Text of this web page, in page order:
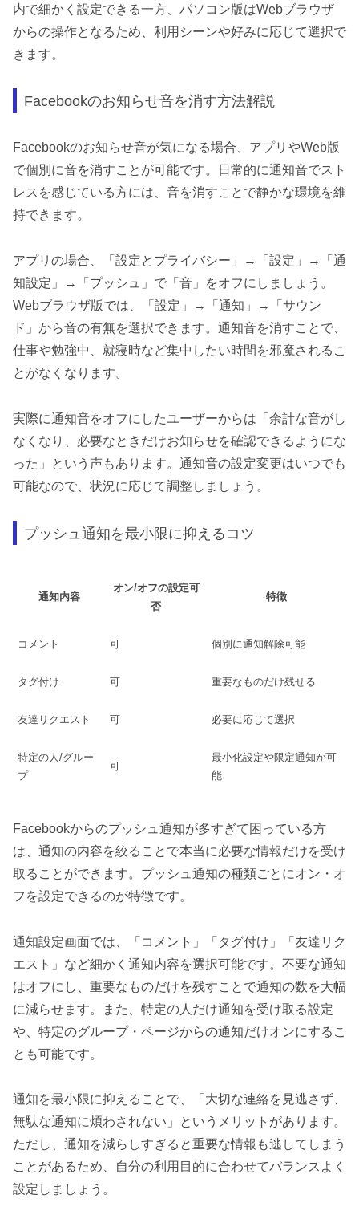
内で細かく設定できる一方、パソコン版はWebブラウザ
からの操作となるため、利用シーンや好みに応じて選択で
きます。
Facebookのお知らせ音を消す方法解説
Facebookのお知らせ音が気になる場合、アプリやWeb版
で個別に音を消すことが可能です。日常的に通知音でスト
レスを感じている方には、音を消すことで静かな環境を維
持できます。
アプリの場合、「設定とプライバシー」→「設定」→「通
知設定」→「プッシュ」で「音」をオフにしましょう。
Webブラウザ版では、「設定」→「通知」→「サウン
ド」から音の有無を選択できます。通知音を消すことで、
仕事や勉強中、就寝時など集中したい時間を邪魔されるこ
とがなくなります。
実際に通知音をオフにしたユーザーからは「余計な音がし
なくなり、必要なときだけお知らせを確認できるようにな
った」という声もあります。通知音の設定変更はいつでも
可能なので、状況に応じて調整しましょう。
プッシュ通知を最小限に抑えるコツ
通知内容
オン/オフの設定可
否
特徴
コメント 可 個別に通知解除可能
タグ付け 可 重要なものだけ残せる
友達リクエスト 可 必要に応じて選択
特定の人/グルー
プ
可
最小化設定や限定通知が可
能
Facebookからのプッシュ通知が多すぎて困っている方
は、通知の内容を絞ることで本当に必要な情報だけを受け
取ることができます。プッシュ通知の種類ごとにオン・オ
フを設定できるのが特徴です。
通知設定画面では、「コメント」「タグ付け」「友達リク
エスト」など細かく通知内容を選択可能です。不要な通知
はオフにし、重要なものだけを残すことで通知の数を大幅
に減らせます。また、特定の人だけ通知を受け取る設定
や、特定のグループ・ページからの通知だけオンにするこ
とも可能です。
通知を最小限に抑えることで、「大切な連絡を見逃さず、
無駄な通知に煩わされない」というメリットがあります。
ただし、通知を減らしすぎると重要な情報も逃してしまう
ことがあるため、自分の利用目的に合わせてバランスよく
設定しましょう。